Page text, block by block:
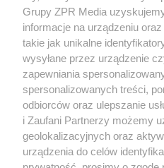
Informacje
Nasze
© 2026
Grupy ZPR Media
informacje na urządzeniu
takie jak unikalne
wysyłane przez urządzenie
zapewniania
spersonalizowanych treści,
odbiorców oraz ulepszanie
i Zaufani Partnerzy możemy
geolokalizacyjnych oraz
urządzenia do celów